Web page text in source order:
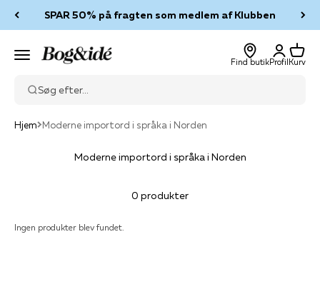
SPAR 50% på fragten som medlem af Klubben
Menu Bog & idé
Find butik
Log ind
Profil
Kurv
Kurv
Søg efter...
Hjem Moderne importord i språka i Norden
Moderne importord i språka i Norden
0 produkter
Ingen produkter blev fundet.